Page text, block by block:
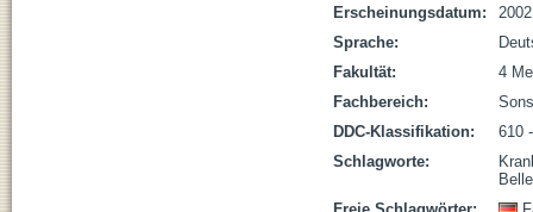
Erscheinungsdatum:
2002
Sprache:
Fakultät:
4
Fachbereich:
DDC-Klassifikation:
610
Schlagworte: